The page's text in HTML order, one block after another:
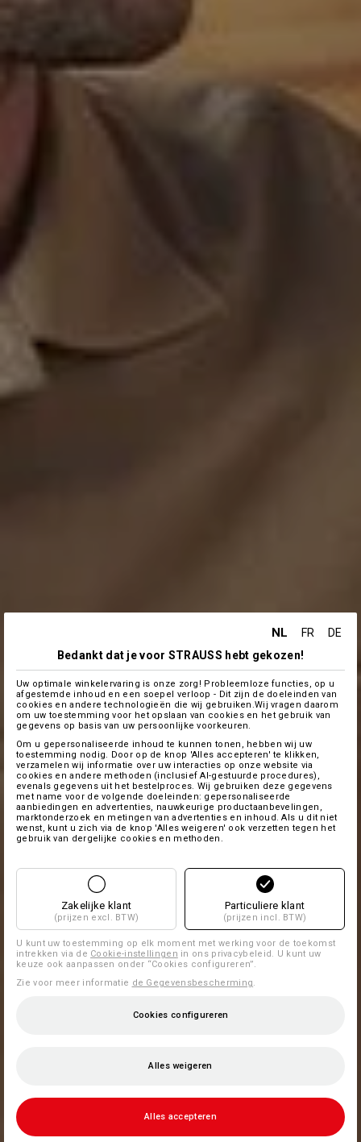
NL FR
DE
Bedankt dat je voor STRAUSS hebt gekozen!
Uw optimale winkelervaring is onze zorg! Probleemloze functies, op u
afgestemde inhoud en een soepel verloop - Dit zijn de doeleinden van
cookies en andere technologieën die wij gebruiken.Wij vragen daarom
om uw toestemming voor het opslaan van cookies en het gebruik van
gegevens op basis van uw persoonlijke voorkeuren.
Om u gepersonaliseerde inhoud te kunnen tonen, hebben wij uw
toestemming nodig. Door op de knop 'Alles accepteren' te klikken,
verzamelen wij informatie over uw interacties op onze website via
cookies en andere methoden (inclusief AI-gestuurde procedures),
evenals gegevens uit het bestelproces. Wij gebruiken deze gegevens
met name voor de volgende doeleinden: gepersonaliseerde
aanbiedingen en advertenties, nauwkeurige productaanbevelingen,
marktonderzoek en metingen van advertenties en inhoud. Als u dit niet
wenst, kunt u zich via de knop 'Alles weigeren' ook verzetten tegen het
gebruik van dergelijke cookies en methoden.
Zakelijke klant
(prijzen excl. BTW)
Particuliere klant
(prijzen incl. BTW)
U kunt uw toestemming op elk moment met werking voor de toekomst
intrekken via de Cookie-instellingen in ons privacybeleid. U kunt uw
keuze ook aanpassen onder “Cookies configureren”.
Zie voor meer informatie de Gegevensbescherming.
Cookies configureren
Alles weigeren
Alles accepteren